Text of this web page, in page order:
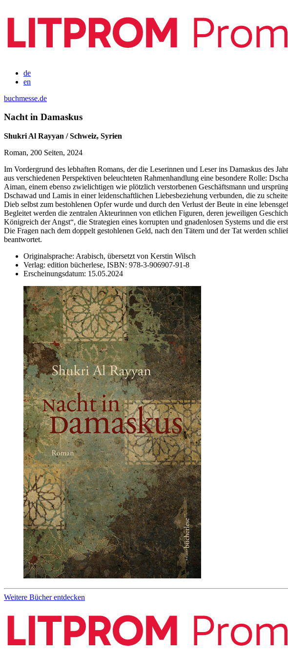
de
en
buchmesse.de
Nacht in Damaskus
Shukri Al Rayyan / Schweiz, Syrien
Roman, 200 Seiten, 2024
Im Vordergrund des lebhaften Romans, der die Leserinnen und Leser ins Damaskus des
aus verschiedenen Perspektiven beleuchteten Rahmenhandlung eine besondere Rolle:
Aiman, einem ebenso zwielichtigen wie plötzlich verstorbenen Geschäftsmann und
Dschawad und Lamis in einer leidenschaftlichen Liebesbeziehung verbunden, die zu
Dieb selbst zum bestohlenen Opfer wurde und durch den Verlust der Beute in eine
Begleitet werden die zentralen Akteurinnen von etlichen Figuren, deren jeweiligen
Königreich der Angst“, die Strategien eines korrupten und gnadenlosen Systems und die
Die Fragen nach dem doppelt gestohlenen Geld, nach den Tätern und der Tat werden
beantwortet.
Originalsprache: Arabisch, übersetzt von Kerstin Wilsch
Verlag: edition bücherlese, ISBN: 978-3-906907-91-8
Erscheinungsdatum: 15.05.2024
Weitere Bücher entdecken